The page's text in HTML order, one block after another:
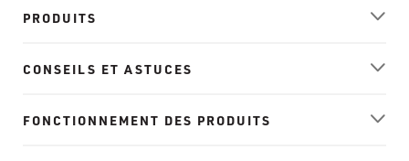
PRODUITS
CONSEILS ET ASTUCES
FONCTIONNEMENT DES PRODUITS